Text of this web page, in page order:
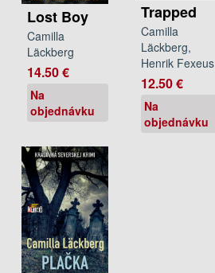
Lost Boy
Camilla
Läckberg
14.50 €
Na
objednávku
Trapped
Camilla
Läckberg,
Henrik Fexeus
12.50 €
Na
objednávku